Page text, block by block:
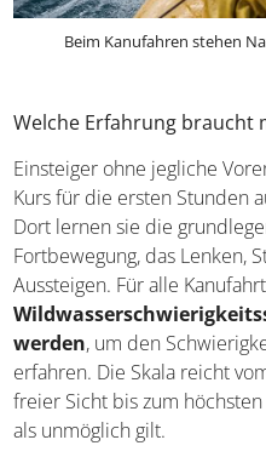
Beim Kanufahren stehen
Welche Erfahrung braucht
Einsteiger ohne jegliche
einen Kurs für die ersten
mitmachen. Dort lernen sie
für die Fortbewegung, das
und Aussteigen. Für alle
offizielle
herangezogen werden,
Strecke zu erfahren. Die
leichte Fahrten bei freier
bei dem ein Befahren als